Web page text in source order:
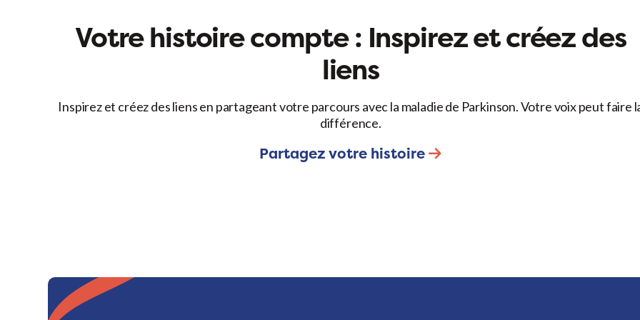
Votre histoire compte : Inspirez et créez des
liens
Inspirez et créez des liens en partageant votre parcours avec la maladie de Parkinson. Votre voix peut faire
différence.
Partagez votre histoire